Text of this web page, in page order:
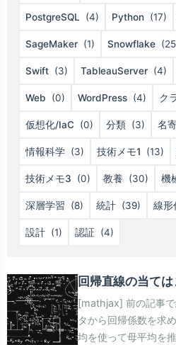
PostgreSQL (4) Python (17)
SageMaker (1) Snowflake
Swift (3) TableauServer (4)
Web (0) WordPress (4) ク
仮想化/IaC (0) 分類 (3) 名
情報科学 (3) 技術メモ1 (13)
技術メモ3 (0) 教養 (30) 機
深層学習 (8) 統計 (39) 線形
設計 (1) 認証 (4)
回帰直線の当て
[mathjax] 前の記事
タから回帰係数を求
均を使って母平均を